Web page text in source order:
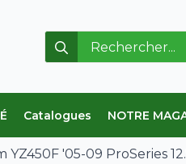
Recherche
de
Catalogues NOTRE
YZ450F '05-09 ProSeries